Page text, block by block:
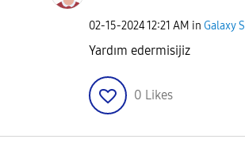
‎02-15-202412:21 AM in Galaxy S
Yardım edermisijiz
0 Likes